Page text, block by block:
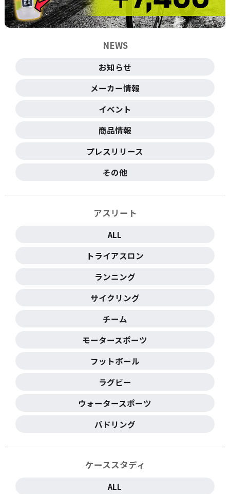
NEWS
お知らせ
メーカー情報
イベント
商品情報
プレスリリース
その他
アスリート
ALL
トライアスロン
ランニング
サイクリング
チーム
モータースポーツ
フットボール
ラグビー
ウォータースポーツ
バドリング
ケーススタディ
ALL